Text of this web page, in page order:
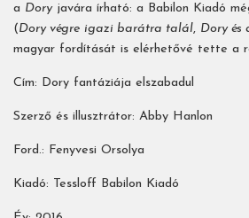
a Doryjavára írható: a Babilon Kiadó
(Dory végre igazi barátra talál, Dory és
magyar fordítását is elérhetővé tette a
Cím: Dory fantáziája elszabadul
Szerző és illusztrátor: Abby Hanlon
Ford.: Fenyvesi Orsolya
Kiadó: Tessloff Babilon Kiadó